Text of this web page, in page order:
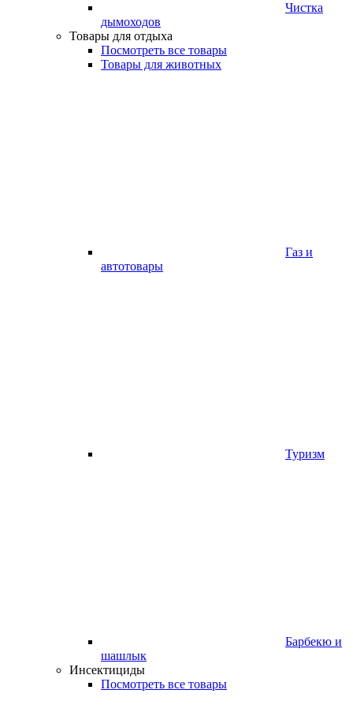
Чистка
дымоходов
Товары для отдыха
Посмотреть все товары
Товары для животных
Газ и
автотовары
Туризм
Барбекю и
шашлык
Инсектициды
Посмотреть все товары